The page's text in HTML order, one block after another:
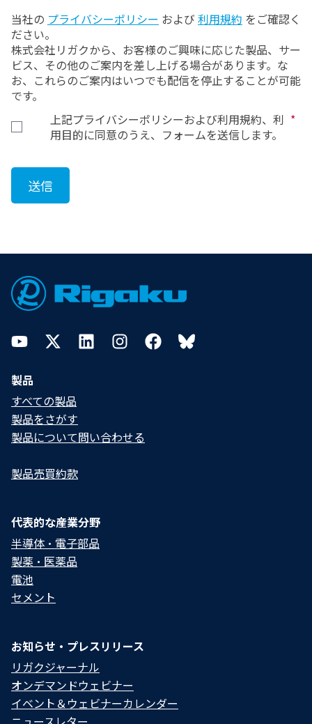
ラムをコピーしてはなりません。
３．変更・解析等の制限
お客様は、本リガクソフト製品を変更又は加工( 翻訳及
び翻案を含みます
プログラム及びリカバリープログラムをリバースエンジ
ニアリング、逆コンパイル及び逆アセンブルしてはな
場合、リガクは、次の各号を選択することができます。
(1)本リガクソフト製品の保証及びサポートサービス
(第12条に定義
お客様は、リガクの事前の書面による承諾なく、本リ
ガクソフト製品の使用権を第三者に譲渡、貸与又は再
合であっても、リガクと当該第三者との間で特段の合意
ポートサービスは行わないことになります。
５．セキュリティソフトに関する注意・免責事項
1)本ソフトウェアは、次のセキュリティソフトには対
応していますが、それ以外には対応していません。
(1)トレンドマイクロ社製「ウイルスバスター コーポ
(2)マカフィー社製「インターネット セキュリティ
ver.12.8」以上
(3)シマンテック社製「ノートン インターネット セ
キュリティ
ターで本ソフトウェアを使用した場合、例えば次のよ
うな事故が起きる可能性がありますので、非対応ソフ
トがインストールされたコンピューターでは本ソフト
ウェアを使用しないでください。これに反してご使用
になった場合、リガクは、一切責任を負わないものと
当社の プライバシーポリシー および 利用規約 をご確認く
ださい。
株式会社リガクから、お客様のご興味に応じた製品、サー
ビス、その他のご案内を差し上げる場合があります。な
お、これらのご案内はいつでも配信を停止することが可能
です。
上記プライバシーポリシーおよび利用規約、利
用目的に同意のうえ、フォームを送信します。
*
Footer
YouTubeTwitterLinkedInInstagramFacebookBluesky
製品
すべての製品
製品をさがす
製品について問い合わせる​
製品売買約款
代表的な産業分野
半導体・電子部品
製薬・医薬品
電池
セメント
お知らせ・プレスリリース
リガクジャーナル
オンデマンドウェビナー
イベント＆ウェビナーカレンダー